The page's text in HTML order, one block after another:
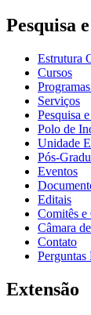
Pesquisa
Estrutura
Cursos
Serviços
Pesquisa
Polo de
Unidade
Pós-
Eventos
Editais
Comitês e
Câmara
Contato
Perguntas
Extensão